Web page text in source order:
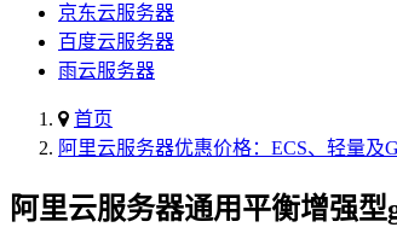
京东云服务器
百度云服务器
雨云服务器
首页
阿里云服务器优惠价格：ECS、轻量及
阿里云服务器通用平衡增强型